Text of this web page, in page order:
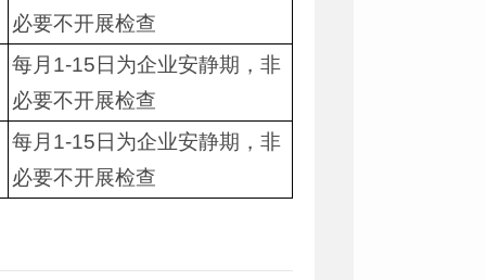
必要不开展检查
每月1-15日为企业安静期，非
必要不开展检查
每月1-15日为企业安静期，非
必要不开展检查